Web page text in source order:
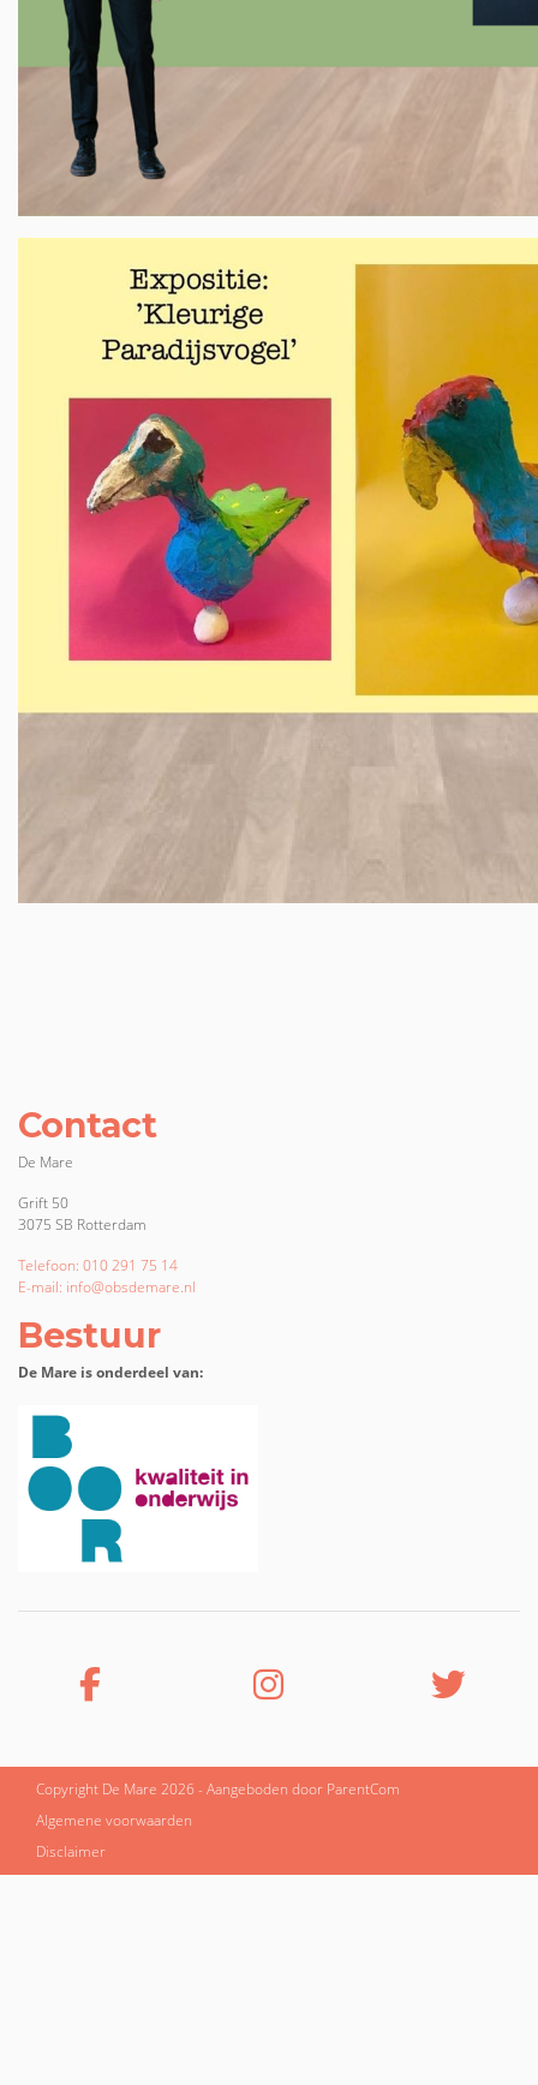
Contact
De Mare
Grift 50
3075 SB Rotterdam
Telefoon: 010 291 75 14
E-mail: info@obsdemare.nl
Bestuur
De Mare is onderdeel van:
Copyright De Mare 2026 - Aangeboden door ParentCom
Algemene voorwaarden
Disclaimer